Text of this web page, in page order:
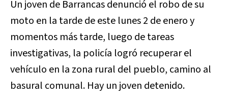
Un joven de Barrancas denunció el robo de su
moto en la tarde de este lunes 2 de enero y
momentos más tarde, luego de tareas
investigativas, la policía logró recuperar el
vehículo en la zona rural del pueblo, camino al
basural comunal. Hay un joven detenido.